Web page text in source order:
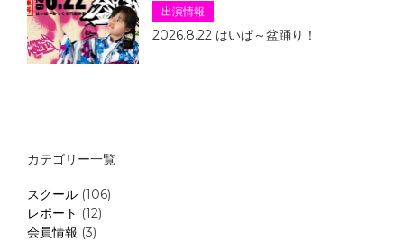
出演情報
2026.8.22 はいぱ～盆踊り！
カテゴリー一覧
スクール (106)
レポート (12)
会員情報 (3)